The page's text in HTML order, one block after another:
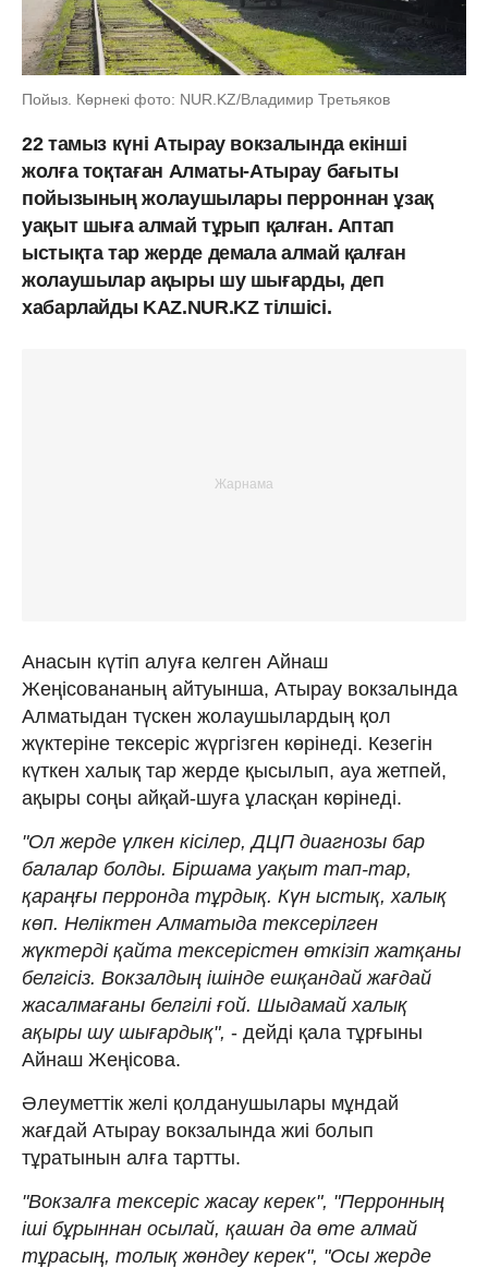
Пойыз. Көрнекі фото: NUR.KZ/Владимир Третьяков
22 тамыз күні Атырау вокзалында екінші
жолға тоқтаған Алматы-Атырау бағыты
пойызының жолаушылары перроннан ұзақ
уақыт шыға алмай тұрып қалған. Аптап
ыстықта тар жерде демала алмай қалған
жолаушылар ақыры шу шығарды, деп
хабарлайды KAZ.NUR.KZ тілшісі.
Анасын күтіп алуға келген Айнаш
Жеңісовананың айтуынша, Атырау вокзалында
Алматыдан түскен жолаушылардың қол
жүктеріне тексеріс жүргізген көрінеді. Кезегін
күткен халық тар жерде қысылып, ауа жетпей,
ақыры соңы айқай-шуға ұласқан көрінеді.
"Ол жерде үлкен кісілер, ДЦП диагнозы бар
балалар болды. Біршама уақыт тап-тар,
қараңғы перронда тұрдық. Күн ыстық, халық
көп. Неліктен Алматыда тексерілген
жүктерді қайта тексерістен өткізіп жатқаны
белгісіз. Вокзалдың ішінде ешқандай жағдай
жасалмағаны белгілі ғой. Шыдамай халық
ақыры шу шығардық", - дейді қала тұрғыны
Айнаш Жеңісова.
Әлеуметтік желі қолданушылары мұндай
жағдай Атырау вокзалында жиі болып
тұратынын алға тартты.
"Вокзалға тексеріс жасау керек", "Перронның
іші бұрыннан осылай, қашан да өте алмай
тұрасың, толық жөндеу керек", "Осы жерде